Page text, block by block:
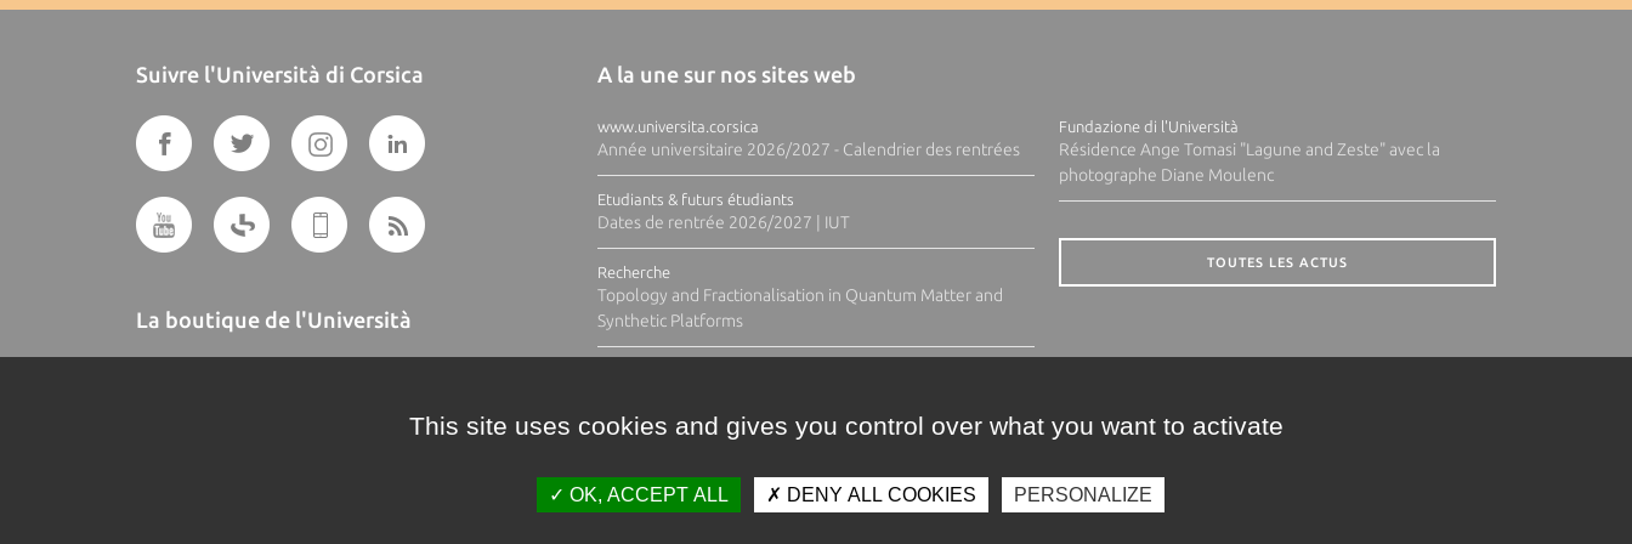
Suivre l'Università di Corsica
La boutique de l'Università
A la une sur nos sites web
www.universita.corsica
Année universitaire 2026/2027 - Calendrier des rentrées
Etudiants & futurs étudiants
Dates de rentrée 2026/2027 | IUT
Recherche
Topology and Fractionalisation in Quantum Matter and
Synthetic Platforms
Fundazione di l'Università
Résidence Ange Tomasi "Lagune and Zeste" avec la
photographe Diane Moulenc
TOUTES LES ACTUS
This site uses cookies and gives you control over what you want to activate
OK, ACCEPT ALL DENY ALL COOKIES PERSONALIZE